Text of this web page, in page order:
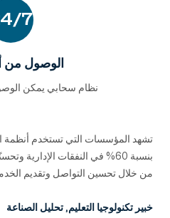
7
الوصول من
نظام سحابي يمكن
تشهد المؤسسات التي تستخدم أنظمة
بنسبة 60% في النفقات
من خلال تحسين التواصل وتقديم
خبير تكنولوجيا التعليم, تحليل الصناعة